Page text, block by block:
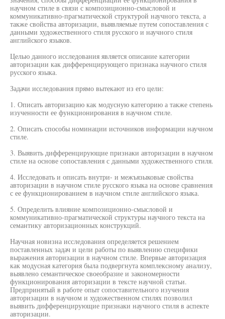
научном стиле в связи с композиционно-смысловой и
коммуникативно-прагматической структурой научного текста, а
также свойства авторизации, выявляемые путем сопоставления с
данными художественного стиля русского и научного стиля
английского языков.
Целью данного исследования является описание категории
авторизации как дифференцирующего признака научного стиля
русского языка.
Задачи исследования прямо вытекают из его цели:
1. Описать авторизацию как модусную категорию а также степень
изученности ее функционирования в научном стиле.
2. Описать способы номинации источников информации научном
стиле.
3. Выявить дифференцирующие признаки авторизации в научном
стиле на основе сопоставления с данными художественного стиля.
4. Исследовать и описать внутри- и межъязыковые свойства
авторизации в научном стиле русского языка на основе сравнения
с ее функционированием в научном стиле английского языка.
5. Определить влияние композиционно-смысловой и
коммуникативно-прагматической структуры научного текста на
семантику авторизационных конструкций.
Научная новизна исследования определяется решением
поставленных задач и цели работы по выявлению специфики
выражения авторизации в научном стиле. Впервые авторизация
как модусная категория была подвергнута комплексному анализу,
выявлено семантическое своеобразие и закономерности
функционирования авторизации в тексте научной статьи.
Предпринятый в работе опыт сопоставительного изучения
авторизации в научном и художественном стилях позволил
выявить дифференцирующие признаки научного стиля в аспекте
авторизации.